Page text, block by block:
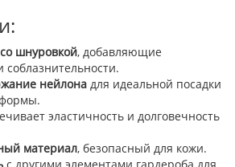
шнуровкой, добавляющие
соблазнительности.
нейлона для идеальной посадки
эластичность и долговечность
материал, безопасный для кожи.